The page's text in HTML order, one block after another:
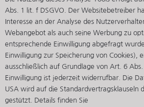
Abs. 1 lit. f DSGVO. Der Websitebetreiber
Interesse an der Analyse des
Webangebot als auch seine Werbung zu
entsprechende Einwilligung abgefragt
Einwilligung zur Speicherung von Cookies),
ausschließlich auf Grundlage von Art. 6
Einwilligung ist jederzeit widerrufbar. Die
USA wird auf die Standardvertragsklauseln
gestützt. Details finden Sie